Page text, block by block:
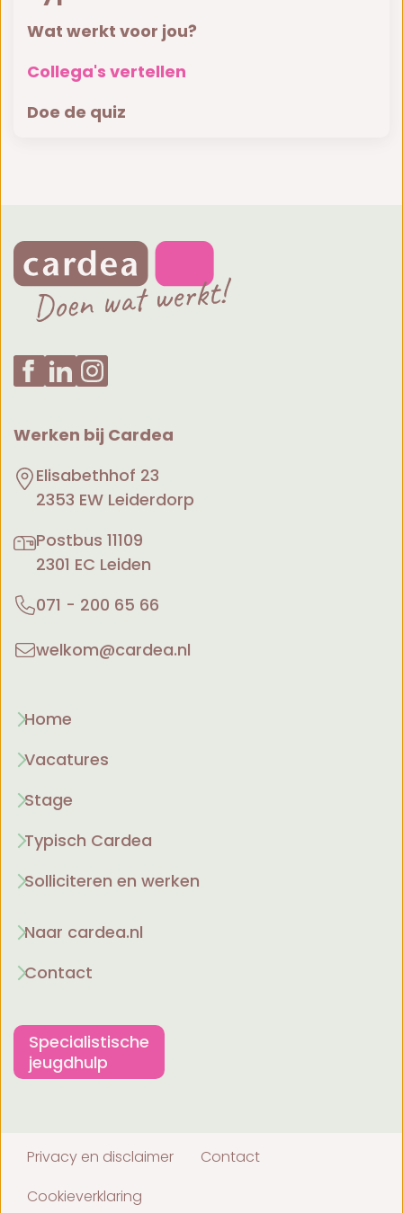
Wat werkt voor jou?
Collega's vertellen
Doe de quiz
Werken bij Cardea
Elisabethhof 23
2353 EW Leiderdorp
Postbus 11109
2301 EC Leiden
071 - 200 65 66
welkom@cardea.nl
Home
Vacatures
Stage
Typisch Cardea
Solliciteren en werken
Naar cardea.nl
Contact
Specialistische
jeugdhulp
Privacy en disclaimer
Contact
Cookieverklaring